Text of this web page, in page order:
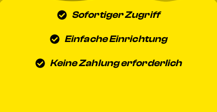
Sofortiger Zugriff
Einfache Einrichtung
Keine Zahlung erforderlich